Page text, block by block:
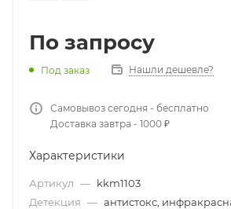
По запросу
Под заказ Нашли дешевле?
Самовывоз сегодня - бесплатно
Доставка завтра - 1000 ₽
Характеристики
Артикул — kkm1103
Детекция — антистокс,